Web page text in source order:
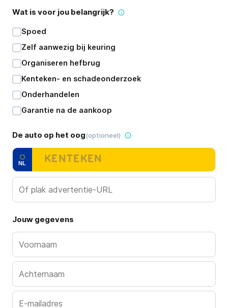
Wat is voor jou belangrijk?
Spoed
Zelf aanwezig bij keuring
Organiseren hefbrug
Kenteken- en schadeonderzoek
Onderhandelen
Garantie na de aankoop
De auto op het oog(optioneel)
NL
Kenteken
Jouw gegevens
Voornaam
Achternaam
E-mailadres